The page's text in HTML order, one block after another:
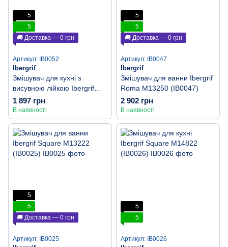
5
5
🚚 Доставка — 0 грн
Артикул: IB0052
Ibergrif
Змішувач для кухні з
висувною лійкою Ibergrif
Roma M14550 (IB0052)
1 897 грн
В наявності
5
5
🚚 Доставка — 0 грн
Артикул: IB0047
Ibergrif
Змішувач для ванни Ibergrif
Roma M13250 (IB0047)
2 902 грн
В наявності
5
5
🚚 Доставка — 0 грн
Артикул: IB0025
5
5
Артикул: IB0026